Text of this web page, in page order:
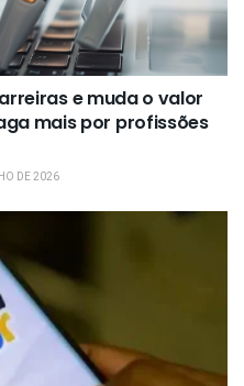
e muda o valor
mais por profissões
DE 2026